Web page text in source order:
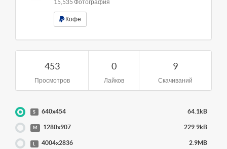
15,535 Фотография
Кофе
453
Просмотров
0
Лайков
9
Скачиваний
S 640x454 64.1kB
M 1280x907 229.9kB
L 4004x2836 2.9MB